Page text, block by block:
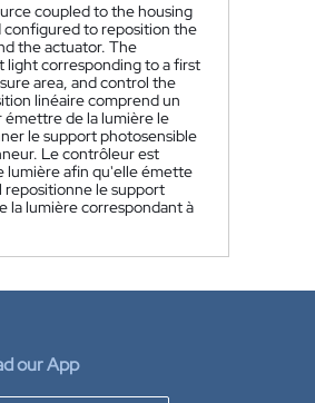
coupled to the housing
configured to reposition the
the actuator. The
light corresponding to a first
area, and control the
linéaire comprend un
de la lumière le
le support photosensible
Le contrôleur est
lumière afin qu'elle émette
repositionne le support
la lumière correspondant à
our App